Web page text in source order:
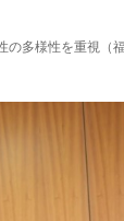
多様性を重視（福